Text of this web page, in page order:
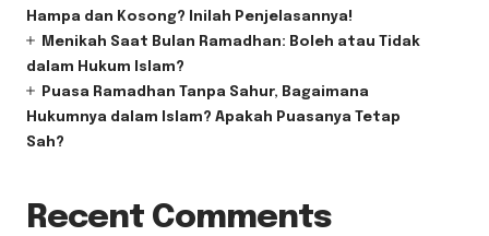
Hampa dan Kosong? Inilah Penjelasannya!
Menikah Saat Bulan Ramadhan: Boleh atau Tidak
dalam Hukum Islam?
Puasa Ramadhan Tanpa Sahur, Bagaimana
Hukumnya dalam Islam? Apakah Puasanya Tetap
Sah?
Recent Comments